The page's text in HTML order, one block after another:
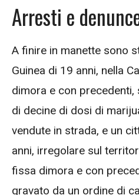
Arresti e
A finire in manette sono
Guinea di 19 anni, nella
dimora e con
di decine di dosi di
vendute in strada, e un
anni, irregolare sul
fissa dimora e con
gravato da un ordine di